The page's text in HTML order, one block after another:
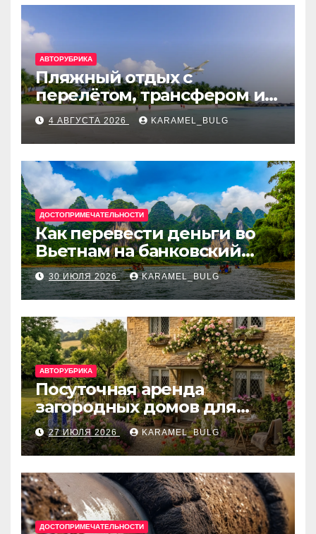
АВТОРУБРИКА
Пляжный отдых с
перелётом, трансфером и
отелем на Мальдивах, в
Турции, Греции, Таиланде
и Европе
4 АВГУСТА 2026 KARAMEL_BULG
ДОСТОПРИМЕЧАТЕЛЬНОСТИ
Как перевести деньги во
Вьетнам на банковский
счёт: VietcomBank, BIDV,
Techcombank и другие
банки
30 ИЮЛЯ 2026 KARAMEL_BULG
АВТОРУБРИКА
Посуточная аренда
загородных домов для
отдыха
27 ИЮЛЯ 2026 KARAMEL_BULG
ДОСТОПРИМЕЧАТЕЛЬНОСТИ